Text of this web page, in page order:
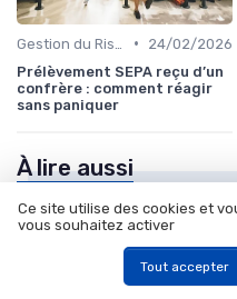
•
24/02/2026
Prélèvement SEPA reçu d’un
confrère : comment réagir
sans paniquer
À lire aussi
Ce site utilise des cookies et
vous souhaitez activer
Tout accepter